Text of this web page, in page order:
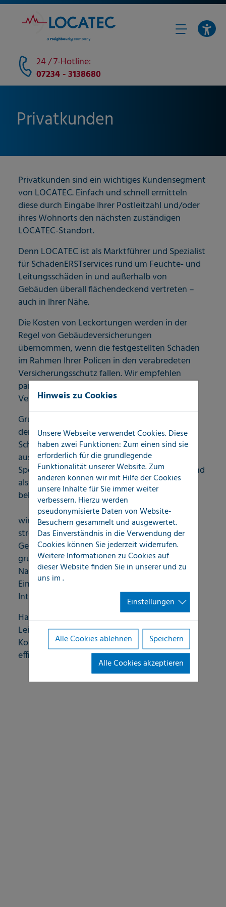
24 / 7-Hotline:
07234 - 3138680
Privatkunden
Privatkunden sind ein wichtiges Kundensegment
von LOCATEC. Einfach und schnell ermitteln
diese durch Eingabe Ihrer Postleitzahl und/oder
ihres Wohnorts den nächsten zuständigen
LOCATEC-Standort.
Denn LOCATEC ist als Marktführer und Spezialist
für SchadenERSTservices rund um Feuchte- und
Leitungsschäden in und außerhalb von
Gebäuden überall flächendeckend vertreten –
auch in Ihrer Nähe.
Die Kosten von Leckortungen werden in der
Regel von Gebäudeversicherungen
übernommen, wenn die festgestellten Schäden
im Rahmen Ihrer Policen in den verabredeten
Versicherungsschutz fallen. Wir empfehlen
parallel die Kontaktaufnahme mit Ihrer
Versicherung.
Grundsätzlich sind Versicherungsnehmer frei in
der Auswahl Ihrer Dienstleister zur
Schadenbearbeitung. LOCATEC ist ein
ausgewiesener und marktführender
Spezialist für effiziente SchadenERSTservices und
als solcher in der Versicherungswirtschaft
bekannt. Der besondere Vorteil von LOCATEC:
wir arbeiten mit HighTech-Methoden und
streben stets einen Reduktion des
Gesamtschadenaufwandes an. Wir arbeiten
grundsätzlich unabhängig von
Nachgewerken - unsere Ergebnisse und
Einschätzungen sind also frei von
Interessenkonflikten.
Haben Sie einen Feuchte- oder
Leitungswasserschaden? Dann nehmen Sie
Kontakt mit uns auf. Wir helfen gerne. Schnell,
effizient und zielführend.
Hinweis zu Cookies
Unsere Webseite verwendet Cookies. Diese
haben zwei Funktionen: Zum einen sind sie
erforderlich für die grundlegende
Funktionalität unserer Website. Zum
anderen können wir mit Hilfe der Cookies
unsere Inhalte für Sie immer weiter
verbessern. Hierzu werden
pseudonymisierte Daten von Website-
Besuchern gesammelt und ausgewertet.
Das Einverständnis in die Verwendung der
Cookies können Sie jederzeit widerrufen.
Weitere Informationen zu Cookies auf
dieser Website finden Sie in unsererund zu
uns im.
Einstellungen
Alle Cookies ablehnen
Speichern
Alle Cookies akzeptieren